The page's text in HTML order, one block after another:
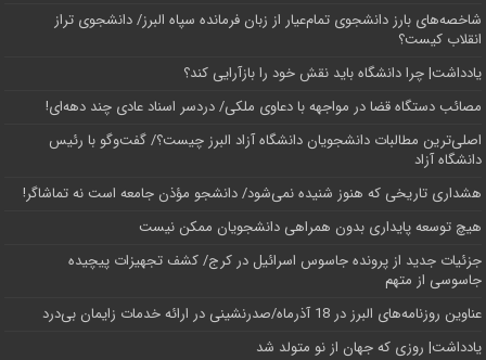
شاخصه‌های بارز دانشجوی تمام‌عیار از زبان فرمانده سپاه البرز/ دانشجوی تراز
انقلاب کیست؟
یادداشت| چرا دانشگاه باید نقش خود را بازآرایی کند؟
مصائب دستگاه قضا در مواجهه با دعاوی ملکی/ دردسر اسناد عادی چند‌ دهه‌ای!
اصلی‌ترین مطالبات دانشجویان دانشگاه آزاد البرز چیست؟/ گفت‌وگو با رئیس
دانشگاه آز‌اد
هشداری تاریخی که هنوز شنیده نمی‌شود/ دانشجو مؤذن جامعه است نه تماشاگر!
هیچ توسعه پایداری بدون همراهی دانشجویان ممکن نیست
جزئیات جدید از پرونده جاسوس اسرائیل در کرج/‌ کشف تجهیزات پیچیده
جاسوسی از متهم
عناوین روزنامه‌های البرز در ‌18 آذرماه/صدرنشینی در ارائه خدمات زایمان بی‌درد
یادداشت| روزی که جهان از نو متولد شد